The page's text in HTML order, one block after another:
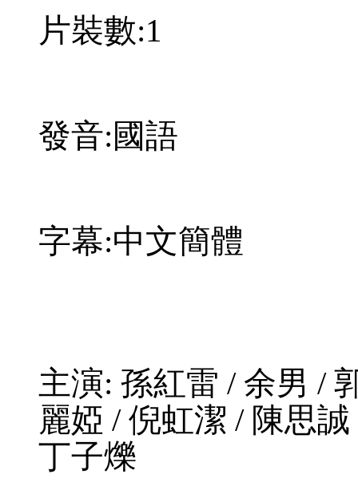
片裝數:1
發音:國語
字幕:中文簡體
主演: 孫紅雷 / 余男 /
麗婭 / 倪虹潔 / 陳思
丁子爍